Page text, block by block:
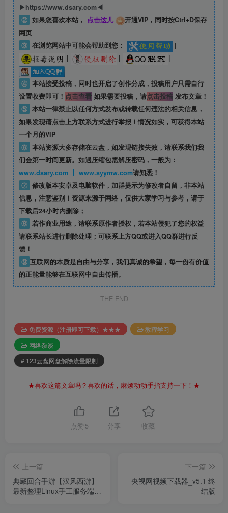
▶https://www.dsary.com◀
② 如果您喜欢本站， 点击这儿
开通VIP，同时按Ctrl+D保存
网页
③ 在浏览网站中可能会帮助到您：
|
|
| |
④ 本站接受投稿，同时也开启了创作分成，投稿用户只需自行
设置收费即可！ 点击查看如果需要投稿，请点击投稿发布文章！
⑤ 本站一律禁止以任何方式发布或转载任何违法的相关信息，
如果发现请点击上方联系方式进行举报！情况如实，可获得本站
一个月的VIP
⑥ 本站资源大多存储在云盘，如发现链接失效，请联系我们我
们会第一时间更新。如遇压缩包需解压密码，一般为：
www.dsary.com 丨 www.syymw.com请知悉！
⑦ 修改版本安卓及电脑软件，加群提示为修改者自留， 非本站
信息，注意鉴别！资源来源于网络，仅供大家学习与参考，请于
下载后24小时内删除；
⑧ 若作商业用途，请联系原作者授权，若本站侵犯了您的权益
请联系站长进行删除处理；可联系上方QQ或进入QQ群进行反
馈！
⑨ 互联网的本质是自由与分享，我们真诚的希望，每一份有价值
的正能量能够在互联网中自由传播。
THE END
免费资源（注册即可下载）★★★
教程学习
网络杂谈
# 123云盘网盘解除流量限制
★喜欢这篇文章吗？喜欢的话，麻烦动动手指支持一下！★
点赞 5 分享 收藏
上一篇
典藏回合手游【汉风西游】
最新整理Linux手工服务端
下一篇
央视网视频下载器_v5.1 终
结版